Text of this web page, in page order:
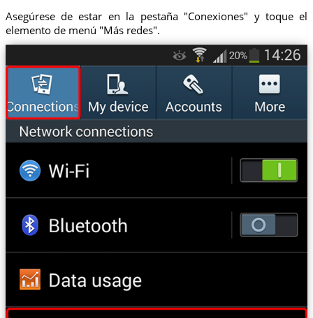
Asegúrese de estar en la pestaña "Conexiones" y toque el
elemento de menú "Más redes".